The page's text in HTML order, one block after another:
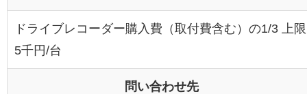
ドライブレコーダー購入費（取付費含む）の1/3 上限
5千円/台
問い合わせ先